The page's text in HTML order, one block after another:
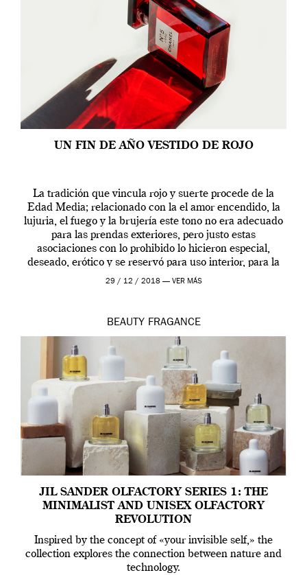
UN FIN DE AÑO VESTIDO DE ROJO
La tradición que vincula rojo y suerte procede de la
Edad Media; relacionado con la el amor encendido, la
lujuria, el fuego y la brujería este tono no era adecuado
para las prendas exteriores, pero justo estas
asociaciones con lo prohibido lo hicieron especial,
deseado, erótico y se reservó para uso interior, para la
ropa […]
29 / 12 / 2018 — VER MÁS
BEAUTY FRAGANCE
JIL SANDER OLFACTORY SERIES 1: THE
MINIMALIST AND UNISEX OLFACTORY
REVOLUTION
Inspired by the concept of «your invisible self,» the
collection explores the connection between nature and
technology.